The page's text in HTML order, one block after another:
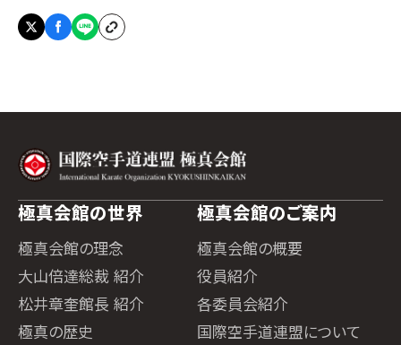
極真会館の世界
極真会館の理念
大山倍達総裁 紹介
松井章奎館長 紹介
極真の歴史
極真会館のご案内
極真会館の概要
役員紹介
各委員会紹介
国際空手道連盟について